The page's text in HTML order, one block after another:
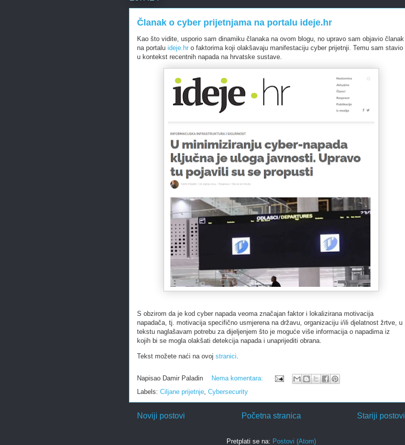
Članak o cyber prijetnjama na portalu ideje.hr
Kao što vidite, usporio sam dinamiku članaka na ovom blogu, no upravo sam objavio članak
na portalu ideje.hr o faktorima koji olakšavaju manifestaciju cyber prijetnji. Temu sam stavio
u kontekst recentnih napada na hrvatske sustave.
S obzirom da je kod cyber napada veoma značajan faktor i lokalizirana motivacija
napadača, tj. motivacija specifično usmjerena na državu, organizaciju i/ili djelatnost žrtve, u
tekstu naglašavam potrebu za dijeljenjem što je moguće više informacija o napadima iz
kojih bi se mogla olakšati detekcija napada i unaprijediti obrana.
Tekst možete naći na ovoj stranici.
Napisao Damir Paladin
Nema komentara:
Labels: Ciljane prijetnje, Cybersecurity
Noviji postovi Stariji postovi
Početna stranica
Pretplati se na: Postovi (Atom)